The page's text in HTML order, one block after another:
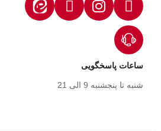
ساعات پاسخگویی
شنبه تا پنجشنبه 9 الی 21